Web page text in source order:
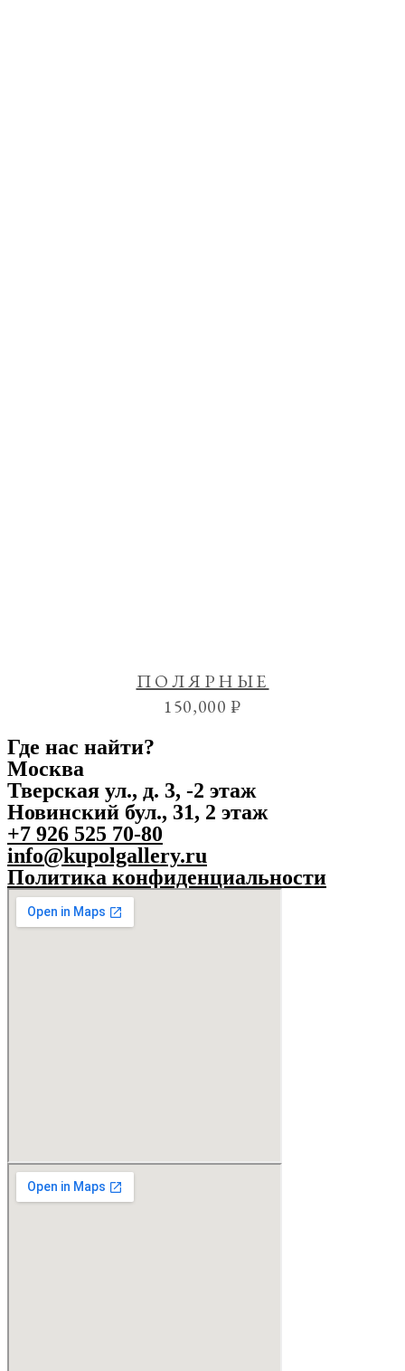
ПОЛЯРНЫЕ
150,000₽
Где нас найти?
Москва
Тверская ул., д. 3, -2 этаж
Новинский бул., 31, 2 этаж
+7 926 525 70-80
info@kupolgallery.ru
Политика конфиденциальности